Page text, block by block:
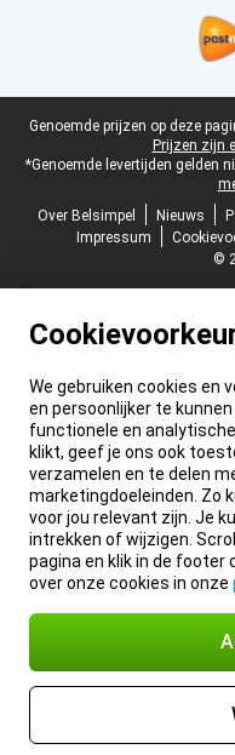
Juridische voettekst
Genoemde prijzen op deze
Prijzen zijn
*Genoemde levertijden gelden
Over Belsimpel
Nieuws
Impressum
©
We gebruiken cookies en
en persoonlijker te
functionele en
klikt, geef je ons ook
verzamelen en te delen
marketingdoeleinden. Zo
voor jou relevant zijn. Je
intrekken of wijzigen.
pagina en klik in de footer
over onze cookies in onze